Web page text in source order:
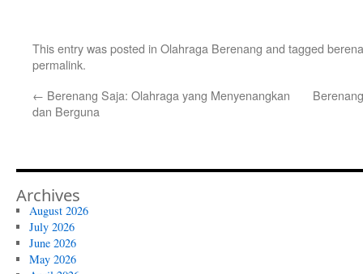
This entry was posted in Olahraga Berenang and tagged
permalink.
← Berenang Saja: Olahraga yang Menyenangkan
dan Berguna
Archives
August 2026
July 2026
June 2026
May 2026